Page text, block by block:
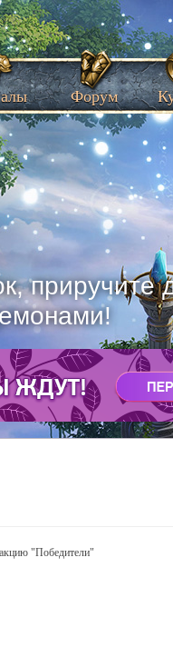
приручите
Форум
"Победители"